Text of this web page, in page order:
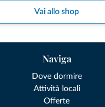
Vai allo shop
Naviga
Dove dormire
Attività locali
Offerte